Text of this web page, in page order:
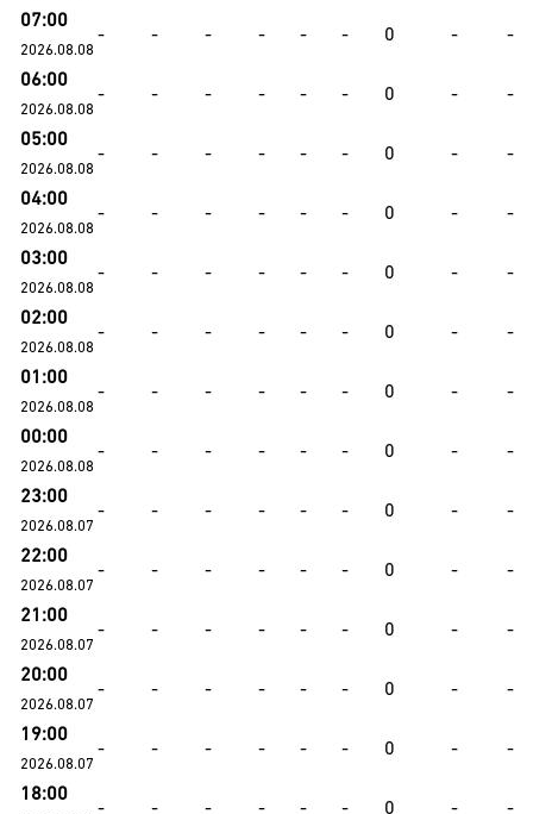
07:00
2026.08.08
- - - - - - 0 - -
06:00
2026.08.08
- - - - - - 0 - -
05:00
2026.08.08
- - - - - - 0 - -
04:00
2026.08.08
- - - - - - 0 - -
03:00
2026.08.08
- - - - - - 0 - -
02:00
2026.08.08
- - - - - - 0 - -
01:00
2026.08.08
- - - - - - 0 - -
00:00
2026.08.08
- - - - - - 0 - -
23:00
2026.08.07
- - - - - - 0 - -
22:00
2026.08.07
- - - - - - 0 - -
21:00
2026.08.07
- - - - - - 0 - -
20:00
2026.08.07
- - - - - - 0 - -
19:00
2026.08.07
- - - - - - 0 - -
18:00
- - - - - - 0 - -